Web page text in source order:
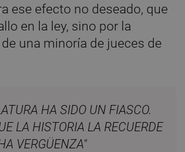
ese efecto no deseado, que
en la ley, sino por la
una minoría de jueces de
HA SIDO UN FIASCO.
LA HISTORIA LA RECUERDE
VERGÜENZA"